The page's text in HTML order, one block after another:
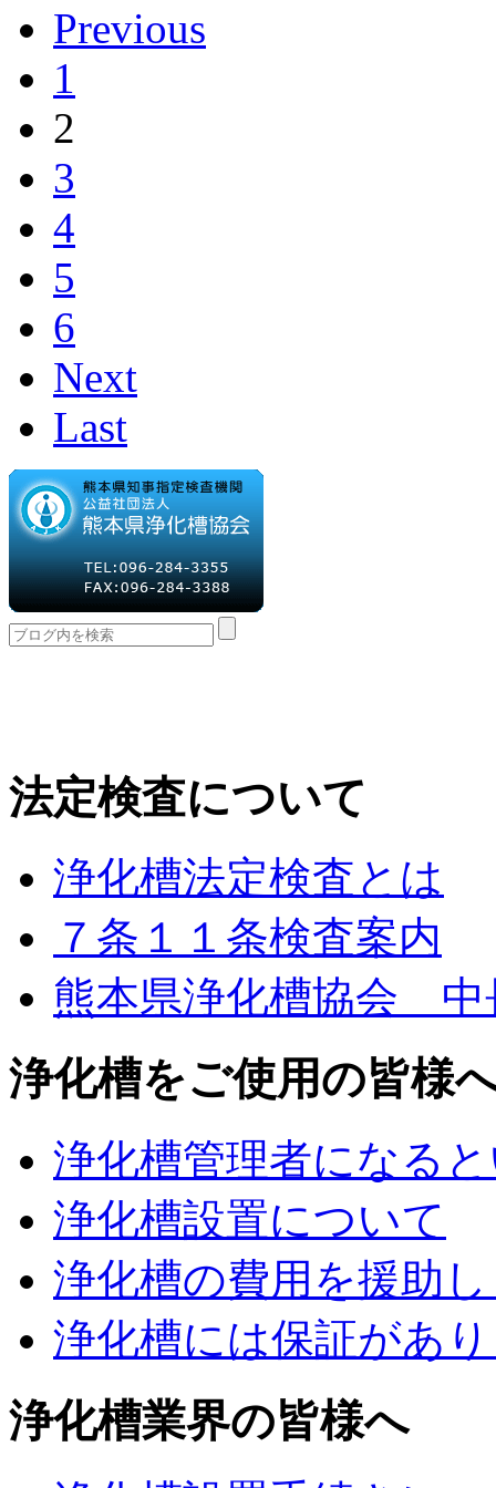
Previous
1
2
3
4
5
6
Next
Last
法定検査について
浄化槽法定検査とは
７条１１条検査案内
熊本県浄化槽協会 中
浄化槽をご使用の皆様
浄化槽管理者になる
浄化槽設置について
浄化槽の費用を援助
浄化槽には保証があ
浄化槽業界の皆様へ